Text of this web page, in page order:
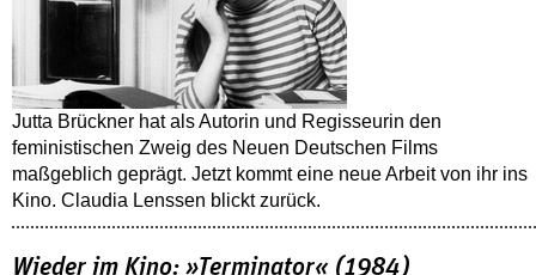
Jutta Brückner hat als Autorin und Regisseurin den
feministischen Zweig des Neuen Deutschen Films
maßgeblich geprägt. Jetzt kommt eine neue Arbeit von ihr ins
Kino. Claudia Lenssen blickt zurück.
Wieder im Kino: »Terminator« (1984)